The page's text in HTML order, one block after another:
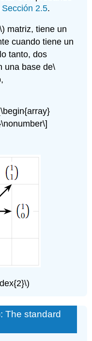
Sección 2.5.
matriz, tiene un
cuando tiene un
tanto, dos
una base de\
: The standard